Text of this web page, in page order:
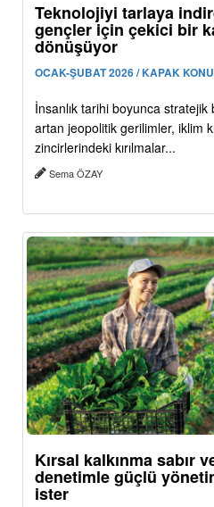
Teknolojiyi tarlaya
gençler için çekici bir
dönüşüyor
OCAK-ŞUBAT 2026 / KAPAK
İnsanlık tarihi boyunca
artan jeopolitik gerilimler, iklim
zincirlerindeki kırılmalar...
Sema ÖZAY
Kırsal kalkınma sabır
denetimle güçlü
ister